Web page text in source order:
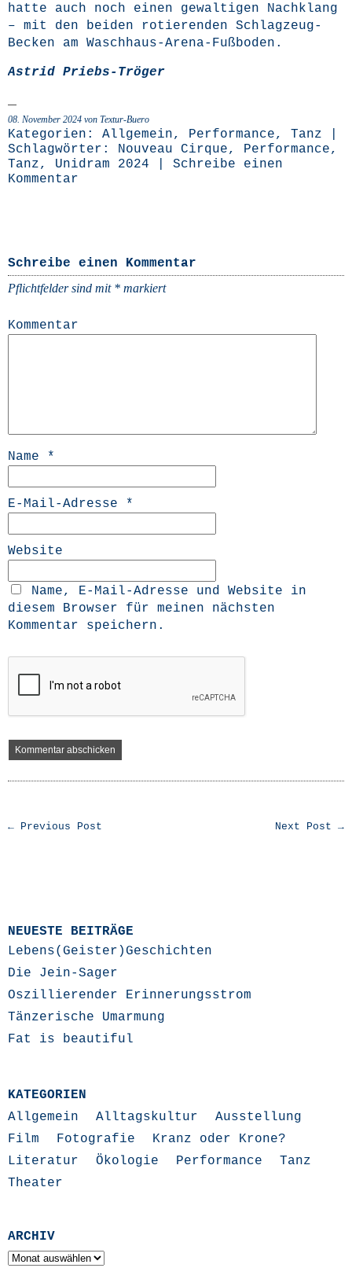
hat­te auch noch einen gewal­ti­gen Nach­klang
– mit den bei­den rotie­ren­den Schlag­zeug-
Becken am Waschhaus-Arena-Fußboden.
Astrid Priebs-Trö­ger
08. November 2024 von Textur-Buero
Kategorien: Allgemein, Performance, Tanz
Schlagwörter: Nouveau Cirque, Performance,
Tanz, Unidram 2024
Schreibe einen
Kommentar
Schreibe einen Kommentar
Pflichtfelder sind mit * markiert
Kommentar
Name *
E-Mail-Adresse *
Website
Name, E-Mail-Adresse und Website in
diesem Browser für meinen nächsten
Kommentar speichern.
← Previous Post Next Post →
NEUESTE BEITRÄGE
Lebens(Geister)Geschichten
Die Jein-Sager
Oszillierender Erinnerungsstrom
Tänzerische Umarmung
Fat is beautiful
KATEGORIEN
Allgemein
Alltagskultur
Ausstellung
Film
Fotografie
Kranz oder Krone?
Literatur
Ökologie Performance
Tanz
Theater
ARCHIV
Archiv